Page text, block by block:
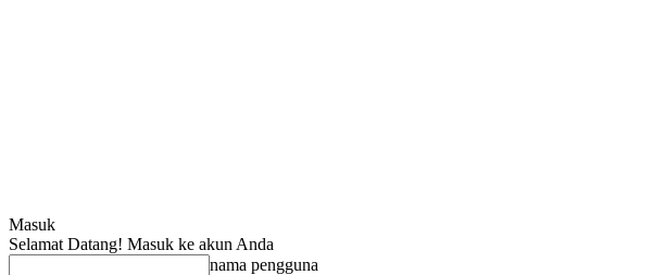
Masuk
Selamat Datang! Masuk ke akun Anda
nama pengguna